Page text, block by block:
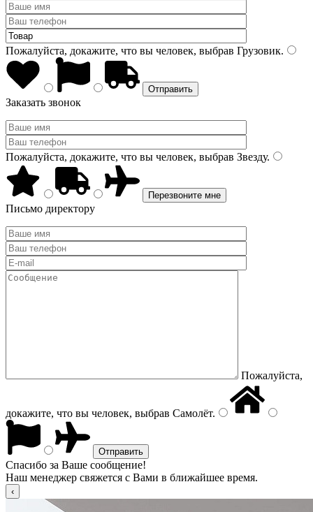
Пожалуйста, докажите, что вы человек, выбрав Грузовик.
Заказать звонок
Пожалуйста, докажите, что вы человек, выбрав Звезду.
Письмо директору
Пожалуйста,
докажите, что вы человек, выбрав Самолёт.
Спасибо за Ваше сообщение!
Наш менеджер свяжется с Вами в ближайшее время.